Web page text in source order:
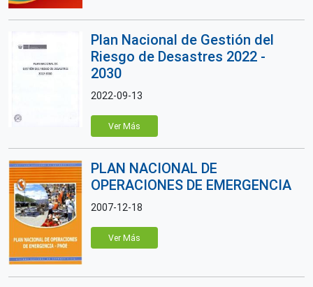
Plan Nacional de Gestión del
Riesgo de Desastres 2022 -
2030
2022-09-13
Ver Más
PLAN NACIONAL DE
OPERACIONES DE EMERGENCIA
2007-12-18
Ver Más